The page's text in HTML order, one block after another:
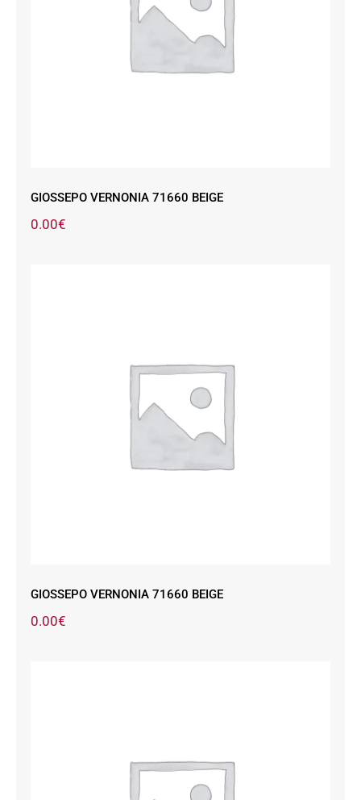
GIOSSEPO VERNONIA 71660 BEIGE
GIOSSEPO VERNONIA 71660 BEIGE
0.00€
GIOSSEPO VERNONIA 71660 BEIGE
GIOSSEPO VERNONIA 71660 BEIGE
0.00€